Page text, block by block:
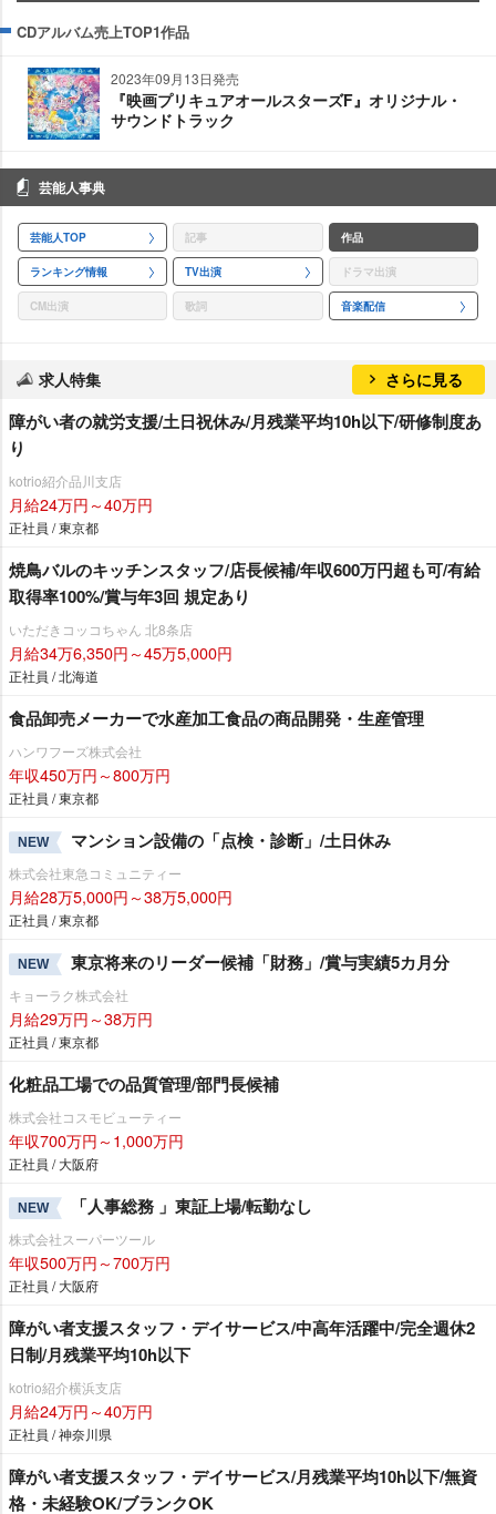
CDアルバム売上TOP1作品
2023年09月13日発売
『映画プリキュアオールスターズF』オリジナル・
サウンドトラック
芸能人事典
芸能人TOP 記事 作品
ランキング情報 TV出演 ドラマ出演
CM出演 歌詞 音楽配信
求人特集 さらに見る
障がい者の就労支援/土日祝休み/月残業平均10h以下/研修制度あ
り
kotrio紹介品川支店
月給24万円～40万円
正社員 / 東京都
焼鳥バルのキッチンスタッフ/店長候補/年収600万円超も可/有給
取得率100%/賞与年3回 規定あり
いただきコッコちゃん 北8条店
月給34万6,350円～45万5,000円
正社員 / 北海道
食品卸売メーカーで水産加工食品の商品開発・生産管理
ハンワフーズ株式会社
年収450万円～800万円
正社員 / 東京都
NEW マンション設備の「点検・診断」/土日休み
株式会社東急コミュニティー
月給28万5,000円～38万5,000円
正社員 / 東京都
NEW 東京将来のリーダー候補「財務」/賞与実績5カ月分
キョーラク株式会社
月給29万円～38万円
正社員 / 東京都
化粧品工場での品質管理/部門長候補
株式会社コスモビューティー
年収700万円～1,000万円
正社員 / 大阪府
NEW 「人事総務 」東証上場/転勤なし
株式会社スーパーツール
年収500万円～700万円
正社員 / 大阪府
障がい者支援スタッフ・デイサービス/中高年活躍中/完全週休2
日制/月残業平均10h以下
kotrio紹介横浜支店
月給24万円～40万円
正社員 / 神奈川県
障がい者支援スタッフ・デイサービス/月残業平均10h以下/無資
格・未経験OK/ブランクOK